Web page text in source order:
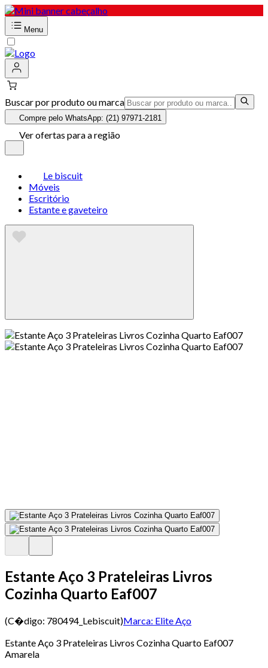
Menu
Buscar por produto ou marca
Compre pelo WhatsApp: (21) 97971-2181
Ver ofertas para a região
Le biscuit
Móveis
Escritório
Estante e gaveteiro
Estante Aço 3 Prateleiras Livros
Cozinha Quarto Eaf007
(C�digo: 780494_Lebiscuit)Marca: Elite Aço
Estante Aço 3 Prateleiras Livros Cozinha Quarto Eaf007
Amarela